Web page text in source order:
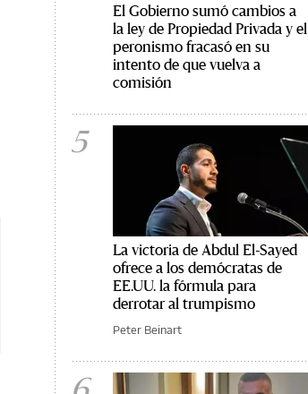
El Gobierno sumó cambios a
la ley de Propiedad Privada y el
peronismo fracasó en su
intento de que vuelva a
comisión
5
La victoria de Abdul El-Sayed
ofrece a los demócratas de
EE.UU. la fórmula para
derrotar al trumpismo
Peter Beinart